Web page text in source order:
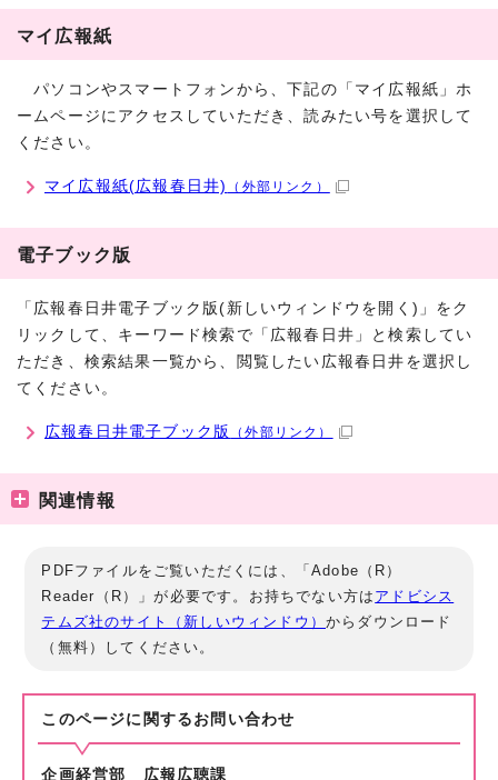
マイ広報紙
パソコンやスマートフォンから、下記の「マイ広報紙」ホ
ームページにアクセスしていただき、読みたい号を選択して
ください。
マイ広報紙(広報春日井) （外部リンク）
電子ブック版
「広報春日井電子ブック版(新しいウィンドウを開く)」をク
リックして、キーワード検索で「広報春日井」と検索してい
ただき、検索結果一覧から、閲覧したい広報春日井を選択し
てください。
広報春日井電子ブック版 （外部リンク）
関連情報
PDFファイルをご覧いただくには、「Adobe（R）
Reader（R）」が必要です。お持ちでない方は アドビシス
テムズ社のサイト（新しいウィンドウ）からダウンロード
（無料）してください。
このページに関する お問い合わせ
企画経営部 広報広聴課